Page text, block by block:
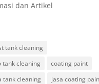
dan Artikel
tank cleaning
tank cleaning
coating paint
tank cleaning
jasa coating